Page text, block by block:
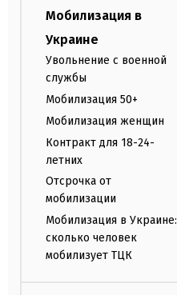
Мобилизация в
Украине
Увольнение с военной
службы
Мобилизация 50+
Мобилизация женщин
Контракт для 18-24-
летних
Отсрочка от
мобилизации
Мобилизация в Украине:
сколько человек
мобилизует ТЦК